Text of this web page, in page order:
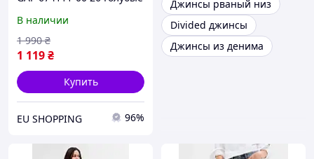
В наличии
1 119₴
1 990 ₴
Купить
EU SHOPPING 96%
Джинсы рваный низ
Divided джинсы
Джинсы из денима